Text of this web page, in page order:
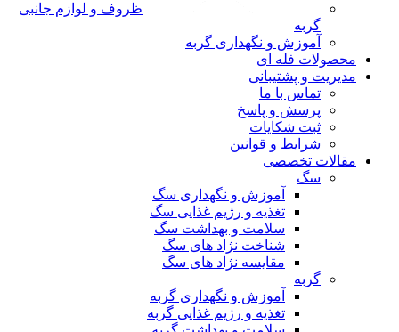
ظروف و لوازم جانبی
گربه
آموزش و نگهداری گربه
محصولات فله ای
مدیریت و پشتیبانی
تماس با ما
پرسش و پاسخ
ثبت شکایات
شرایط و قوانین
مقالات تخصصی
سگ
آموزش و نگهداری سگ
تغذیه و رژیم غذایی سگ
سلامت و بهداشت سگ
شناخت نژاد های سگ
مقایسه نژاد های سگ
گربه
آموزش و نگهداری گربه
تغذیه و رژیم غذایی گربه